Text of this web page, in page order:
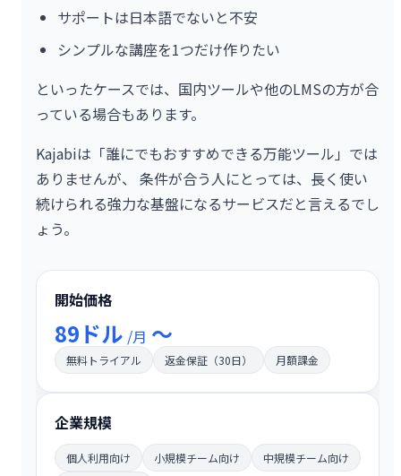
サポートは日本語でないと不安
シンプルな講座を1つだけ作りたい
といったケースでは、国内ツールや他のLMSの方が合
っている場合もあります。
Kajabiは「誰にでもおすすめできる万能ツール」では
ありませんが、 条件が合う人にとっては、長く使い
続けられる強力な基盤になるサービスだと言えるでし
ょう。
開始価格
89ドル /月 ～
無料トライアル 返金保証（30日） 月額課金
企業規模
個人利用向け 小規模チーム向け
中規模チーム向け